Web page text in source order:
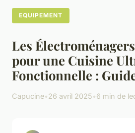
EQUIPEMENT
Les
pour une Cuisine
Fonctionnelle :
Capucine•26 avril 2025•6 min de